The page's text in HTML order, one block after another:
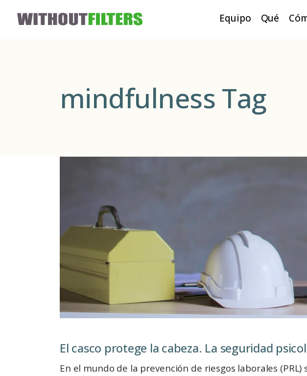
Equipo Qué
mindfulness Tag
El casco protege la cabeza. La seguridad
En el mundo de la prevención de riesgos laborales